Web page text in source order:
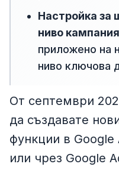
Настройка за
ниво
приложено на
ниво ключова
От септември
да създавате
функции в Google
или чрез Google